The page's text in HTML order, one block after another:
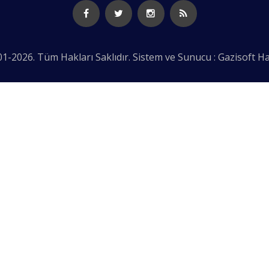
2026. Tüm Hakları Saklıdır. Sistem ve Sunucu : Gazisoft